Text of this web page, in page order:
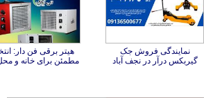
نمایندگی فروش جک
گیربکس درآر در نجف آباد
هیتر برقی فن دار:
مطمئن برای خانه و